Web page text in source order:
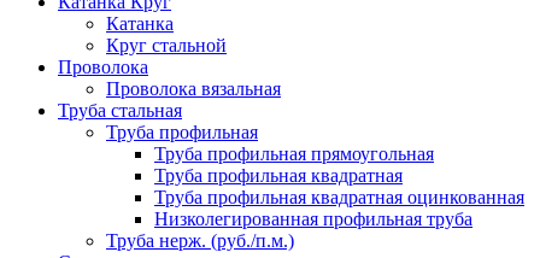
Катанка
Круг стальной
Проволока
Проволока вязальная
Труба стальная
Труба профильная
Труба профильная прямоугольная
Труба профильная квадратная
Труба профильная квадратная оцинкованная
Низколегированная профильная труба
Труба нерж. (руб./п.м.)